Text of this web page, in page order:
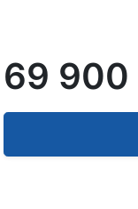
69 900